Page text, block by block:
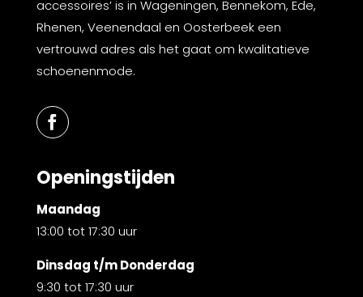
accessoires’ is in Wageningen, Bennekom, Ede,
Rhenen, Veenendaal en Oosterbeek een
vertrouwd adres als het gaat om kwalitatieve
schoenenmode.
Openingstijden
Maandag
13:00 tot 17:30 uur
Dinsdag t/m Donderdag
9:30 tot 17:30 uur